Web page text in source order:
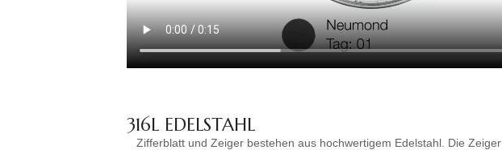
316L EDELSTAHL
Zifferblatt und Zeiger bestehen aus hochwertigem Edelstahl. Die Zeiger